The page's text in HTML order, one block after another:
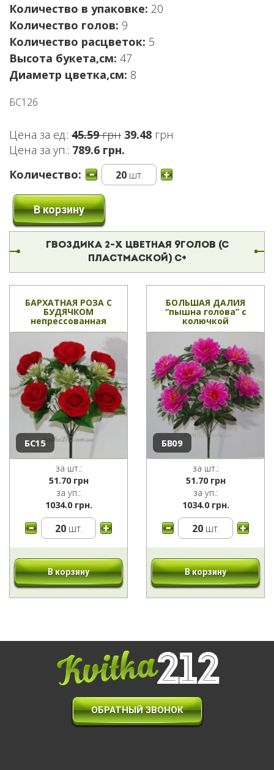
Количество в упаковке: 20
Количество голов: 9
Количество расцветок: 5
Высота букета,см: 47
Диаметр цветка,см: 8
БС126
Цена за ед.: 45.59грн Первоначальная
цена
составляла
45.59 грн.
39.48 грн
Цена за уп.: 789.6 грн.
Количество:
20шт.
В корзину
ГВОЗДИКА 2-Х ЦВЕТНАЯ 9ГОЛОВ (С
ПЛАСТМАСКОЙ) С+
БАРХАТНАЯ РОЗА С
БУДЯЧКОМ
непрессованная
БС15
за шт.:
51.70 грн
за уп.:
1034.0 грн.
20шт.
В корзину
БОЛЬШАЯ ДАЛИЯ
“пышна голова” с
колючкой
БВ09
за шт.:
51.70 грн
за уп.:
1034.0 грн.
20шт.
В корзину
ОБРАТНЫЙ ЗВОНОК